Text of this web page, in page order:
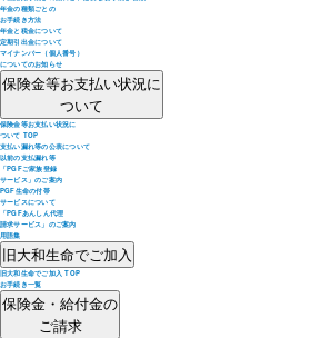
年金の種類ごとの
お手続き方法
年金と税金について
定期引出金について
マイナンバー（個人番号）
についてのお知らせ
保険金等お支払い状況に
ついて
保険金等お支払い状況に
ついて TOP
支払い漏れ等の公表について
以前の支払漏れ等
「PGFご家族登録
サービス」のご案内
PGF生命の付帯
サービスについて
「PGFあんしん代理
請求サービス」のご案内
用語集
旧大和生命でご加入
旧大和生命でご加入 TOP
お手続き一覧
保険金・給付金の
ご請求